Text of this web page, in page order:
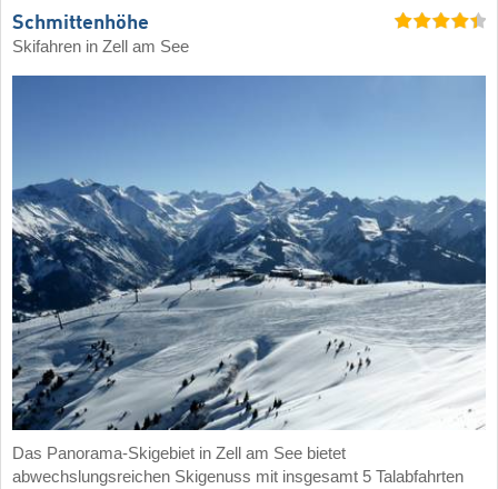
Schmittenhöhe
Skifahren in Zell am See
Das Panorama-Skigebiet in Zell am See bietet
abwechslungsreichen Skigenuss mit insgesamt 5 Talabfahrten